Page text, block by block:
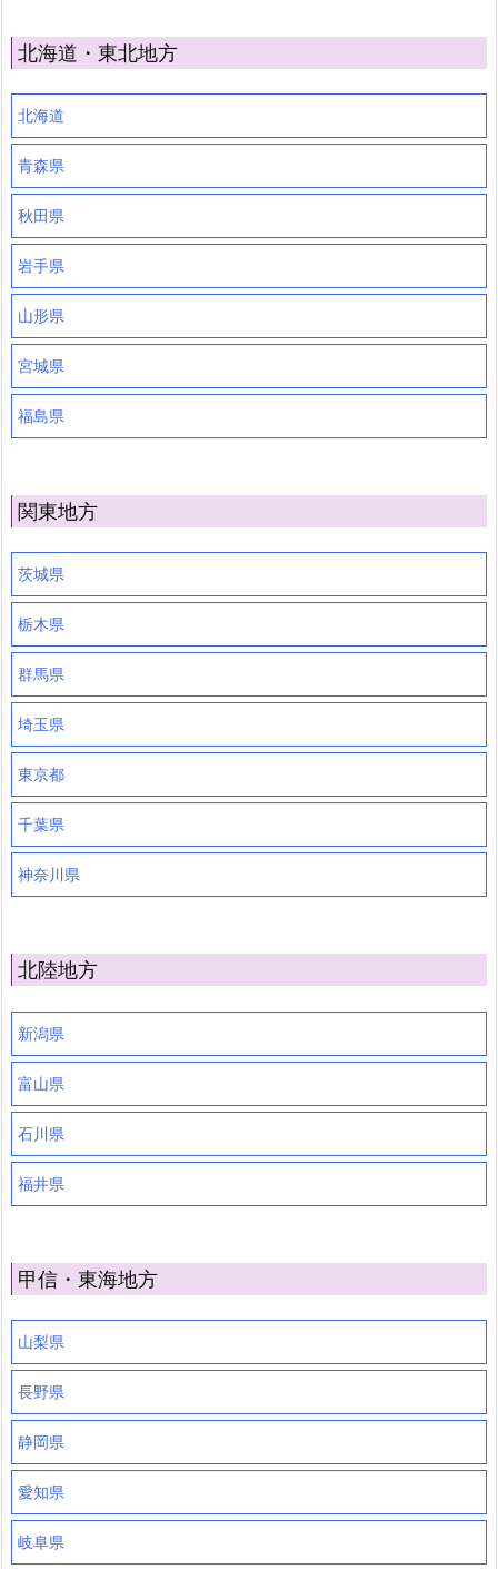
北海道・東北地方
北海道
青森県
秋田県
岩手県
山形県
宮城県
福島県
関東地方
茨城県
栃木県
群馬県
埼玉県
東京都
千葉県
神奈川県
北陸地方
新潟県
富山県
石川県
福井県
甲信・東海地方
山梨県
長野県
静岡県
愛知県
岐阜県